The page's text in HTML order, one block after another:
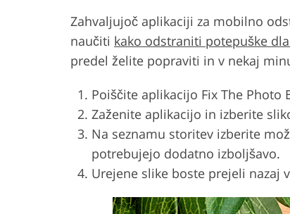
Zahvaljujoč aplikaciji za mobilno
naučiti kako odstraniti potepuške
predel želite popraviti in v nekaj
Poiščite aplikacijo Fix The Photo
Zaženite aplikacijo in izberite
Na seznamu storitev izberite
potrebujejo dodatno izboljšavo.
Urejene slike boste prejeli nazaj